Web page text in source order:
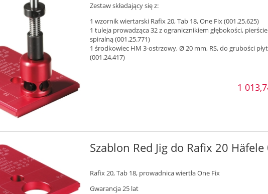
Zestaw składający się z:
1 wzornik wiertarski Rafix 20, Tab 18, One Fix (001.25.625)
1 tuleja prowadząca 32 z ogranicznikiem głębokości,
spiralną (001.25.771)
1 środkowiec HM 3-ostrzowy, Ø 20 mm, RS, do grubości
(001.24.417)
1
Szablon Red Jig do Rafix 20
Rafix 20, Tab 18, prowadnica wiertła One Fix
Gwarancja25 lat